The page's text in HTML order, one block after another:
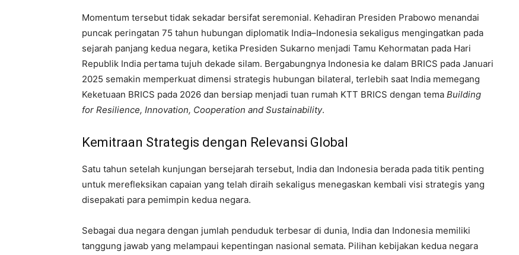
Momentum tersebut tidak sekadar bersifat seremonial. Kehadiran Presiden Prabowo menandai
puncak peringatan 75 tahun hubungan diplomatik India–Indonesia sekaligus mengingatkan pada
sejarah panjang kedua negara, ketika Presiden Sukarno menjadi Tamu Kehormatan pada Hari
Republik India pertama tujuh dekade silam. Bergabungnya Indonesia ke dalam BRICS pada Januari
2025 semakin memperkuat dimensi strategis hubungan bilateral, terlebih saat India memegang
Keketuaan BRICS pada 2026 dan bersiap menjadi tuan rumah KTT BRICS dengan tema Building
for Resilience, Innovation, Cooperation and Sustainability.
Kemitraan Strategis dengan Relevansi Global
Satu tahun setelah kunjungan bersejarah tersebut, India dan Indonesia berada pada titik penting
untuk merefleksikan capaian yang telah diraih sekaligus menegaskan kembali visi strategis yang
disepakati para pemimpin kedua negara.
Sebagai dua negara dengan jumlah penduduk terbesar di dunia, India dan Indonesia memiliki
tanggung jawab yang melampaui kepentingan nasional semata. Pilihan kebijakan kedua negara